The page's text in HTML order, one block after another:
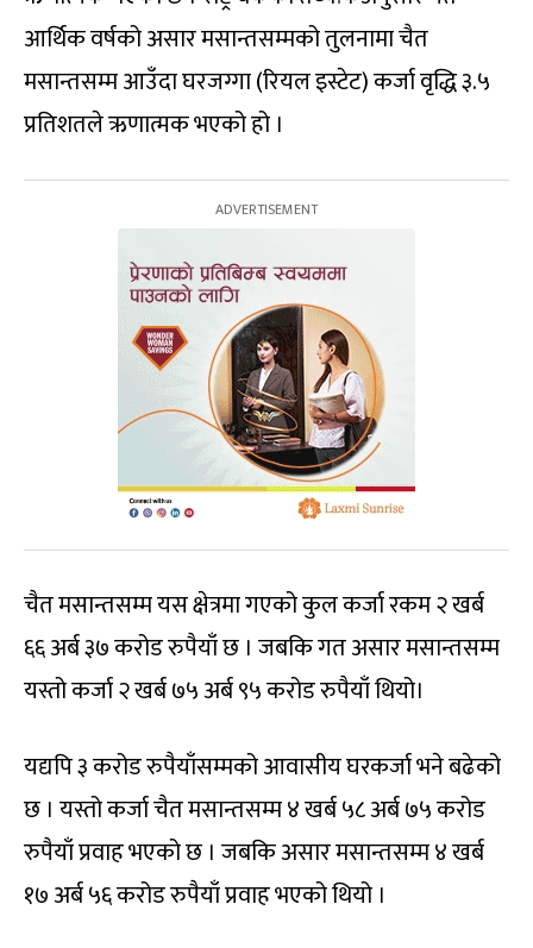
आर्थिक वर्षको असार मसान्तसम्मको तुलनामा चैत
मसान्तसम्म आउँदा घरजग्गा (रियल इस्टेट) कर्जा वृद्धि ३.५
प्रतिशतले ऋणात्मक भएको हो ।
चैत मसान्तसम्म यस क्षेत्रमा गएको कुल कर्जा रकम २ खर्ब
६६ अर्ब ३७ करोड रुपैयाँ छ । जबकि गत असार मसान्तसम्म
यस्तो कर्जा २ खर्ब ७५ अर्ब ९५ करोड रुपैयाँ थियो।
यद्यपि ३ करोड रुपैयाँसम्मको आवासीय घरकर्जा भने बढेको
छ । यस्तो कर्जा चैत मसान्तसम्म ४ खर्ब ५८ अर्ब ७५ करोड
रुपैयाँ प्रवाह भएको छ । जबकि असार मसान्तसम्म ४ खर्ब
१७ अर्ब ५६ करोड रुपैयाँ प्रवाह भएको थियो ।